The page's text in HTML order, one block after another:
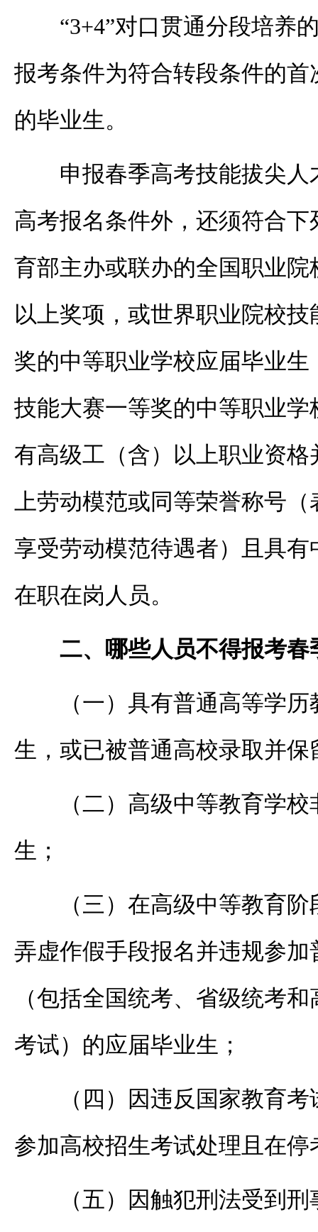
“3+4”对口贯通分段培养
报考条件为符合转段条件的
的毕业生。
申报春季高考技能拔尖
高考报名条件外，还须符合下
育部主办或联办的全国职业
以上奖项，或世界职业院校
奖的中等职业学校应届毕业生
技能大赛一等奖的中等职业学
有高级工（含）以上职业资
上劳动模范或同等荣誉称号
享受劳动模范待遇者）且具
在职在岗人员。
二、哪些人员不得报考春
（一）具有普通高等学
生，或已被普通高校录取并
（二）高级中等教育学
生；
（三）在高级中等教育
弄虚作假手段报名并违规参
（包括全国统考、省级统考
考试）的应届毕业生；
（四）因违反国家教育
参加高校招生考试处理且在
（五）因触犯刑法受到